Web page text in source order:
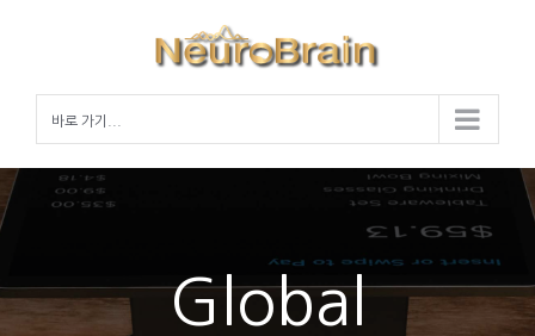
바로 가기...
Global